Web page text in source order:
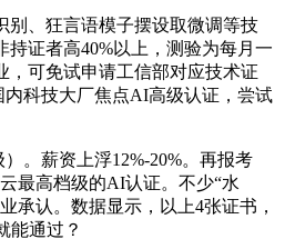
、狂言语模子摆设取微调等技
持证者高40%以上，测验为每月一
，可免试申请工信部对应技术证
科技大厂焦点AI高级认证，尝试
薪资上浮12%-20%。再报考
最高档级的AI认证。不少“水
承认。数据显示，以上4张证书，
能通过？